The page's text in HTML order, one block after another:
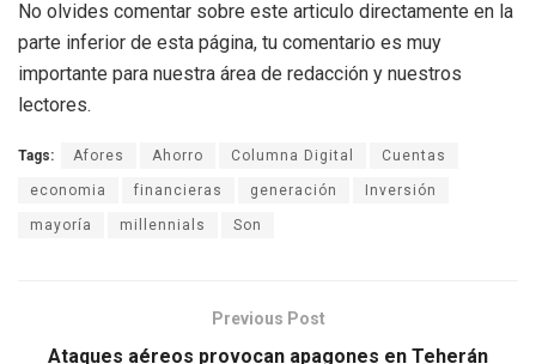
No olvides comentar sobre este articulo directamente en la
parte inferior de esta página, tu comentario es muy
importante para nuestra área de redacción y nuestros
lectores.
Tags: Afores Ahorro Columna Digital Cuentas
economia financieras generación Inversión
mayoría millennials Son
Previous Post
Ataques aéreos provocan apagones en Teherán